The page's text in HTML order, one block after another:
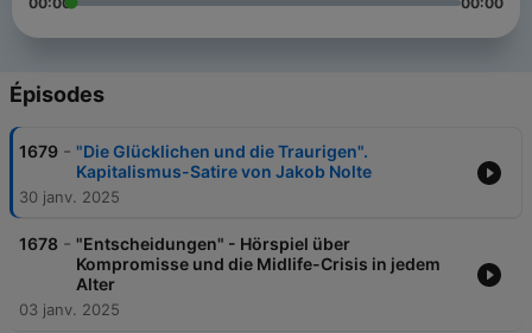
Épisodes
1679 - "Die Glücklichen und die Traurigen".
Kapitalismus-Satire von Jakob Nolte
30 janv. 2025
1678 - "Entscheidungen" - Hörspiel über
Kompromisse und die Midlife-Crisis in jedem
Alter
03 janv. 2025